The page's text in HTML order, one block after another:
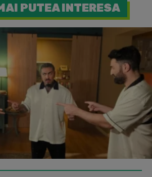
PUTEA INTERESA